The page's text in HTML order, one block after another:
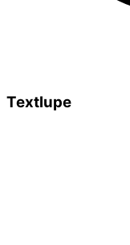
Textlupe